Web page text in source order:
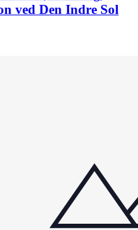
ved Den Indre Sol